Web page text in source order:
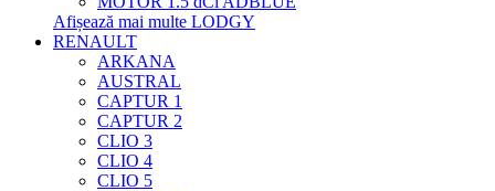
Afișează mai multe LODGY
RENAULT
ARKANA
AUSTRAL
CAPTUR 1
CAPTUR 2
CLIO 3
CLIO 4
CLIO 5